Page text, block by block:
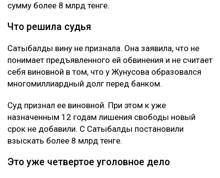
сумму более 8 млрд тенге.
Что решила судья
Сатыбалды вину не признала. Она заявила, что не
понимает предъявленного ей обвинения и не считает
себя виновной в том, что у Жунусова образовался
многомиллиардный долг перед банком.
Суд признал ее виновной. При этом к уже
назначенным 12 годам лишения свободы новый
срок не добавили. С Сатыбалды постановили
взыскать более 8 млрд тенге.
Это уже четвертое уголовное дело